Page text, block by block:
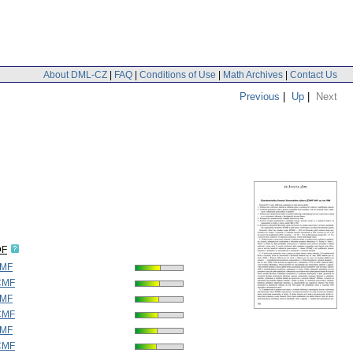
About DML-CZ | FAQ | Conditions of Use | Math Archives | Contact Us
Previous | Up | Next